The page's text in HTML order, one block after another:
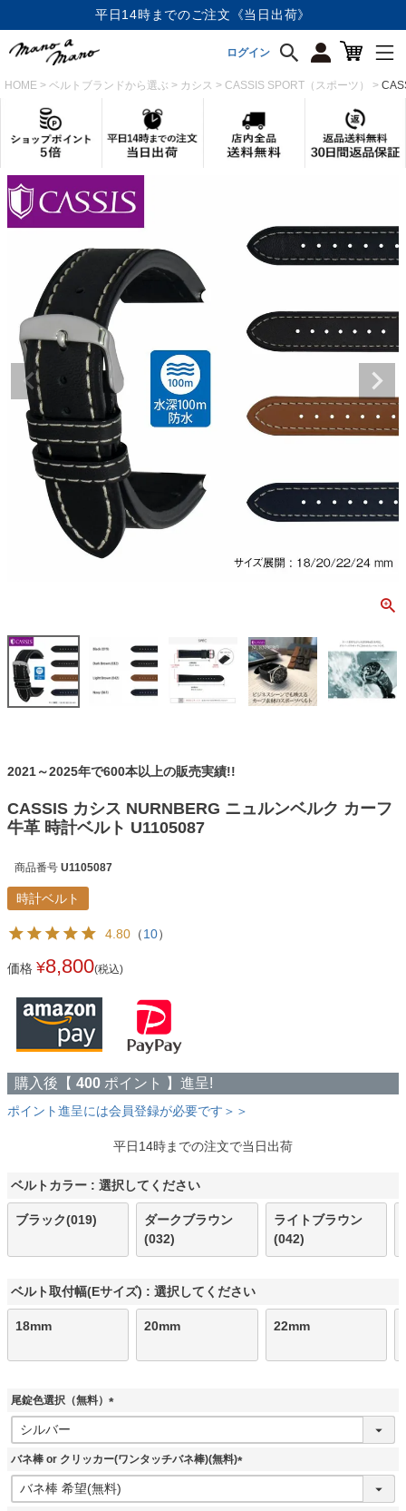
店内全品《送料無料》
ログイン
HOME ベルトブランドから選ぶ カシス CASSIS SPORT（スポーツ）
2021～2025年で600本以上の販売実績!!
CASSIS カシス NURNBERG ニュルンベルク カーフ
牛革 時計ベルト U1105087
商品番号 U1105087
時計ベルト
4.80 （10）
価格 ¥8,800(税込)
購入後【 400 ポイント 】進呈!
ポイント進呈には会員登録が必要です＞＞
平日14時までの注文で当日出荷
ベルトカラー 選択してください
ブラック(019)
ダークブラウン
(032)
ライトブラウン
(042)
ベルト取付幅(Eサイズ) 選択してください
18mm 20mm 22mm
尾錠色選択（無料）
(
須
バネ棒 or クリッカー(ワンタッチバネ棒)(無料)
(